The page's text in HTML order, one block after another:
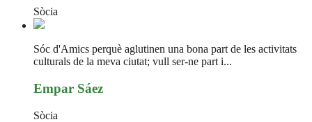
Sòcia
Sóc d'Amics perquè aglutinen una bona part de les activitats
culturals de la meva ciutat; vull ser-ne part i...
Empar Sáez
Sòcia